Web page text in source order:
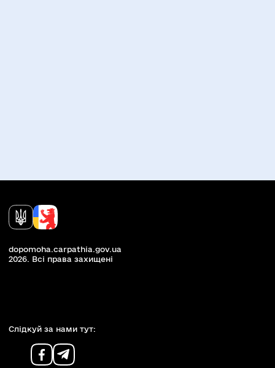
dopomoha.carpathia.gov.ua
2026. Всi права захищенi
Слiдкуй за нами тут: